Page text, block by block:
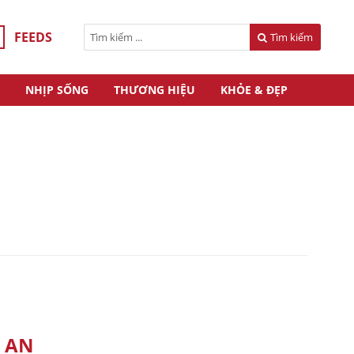
FEEDS Tìm kiếm
NHỊP SỐNG THƯƠNG HIỆU KHỎE & ĐẸP
AN